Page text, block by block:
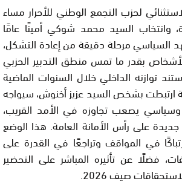
لحزب التجمع الوطني للأحرار مساء
وانتخاب السيد محمد شوكي أمينًا عامًا
السياسي مرحلة دقيقة من إعادة التشكل،
بقدر ما تمس منطق التدبير الحزبي
توازنه الداخلي خلال السنوات الماضية
ارتبطت بشخص السيد عزيز أخنوش، سيواجه
يصعب تجاوزه في الأمد القريب،
على رأس الأمانة العامة. هذا الوضع
في المواقف وتراجعًا في القدرة على
فضلًا عن تأثيره المباشر على التحضير
صيف 2026.